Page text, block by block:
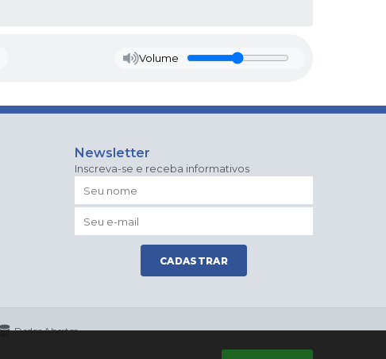
Volume
Newsletter
Inscreva-se e receba informativos
CADASTRAR
Dados Abertos